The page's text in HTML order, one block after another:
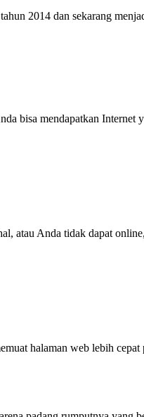
2014 dan sekarang
bisa mendapatkan Internet
atau Anda tidak dapat
halaman web lebih